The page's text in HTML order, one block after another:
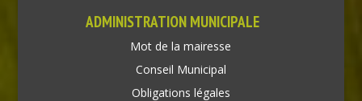
ADMINISTRATION MUNICIPALE
Mot de la mairesse
Conseil Municipal
Obligations légales